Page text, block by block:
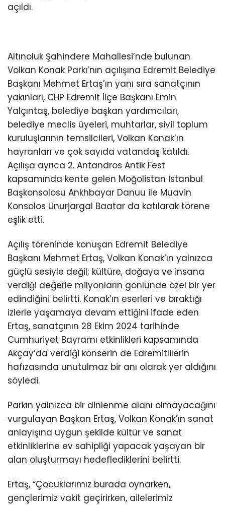
açıldı.
Altınoluk Şahindere Mahallesi’nde bulunan
Volkan Konak Parkı’nın açılışına Edremit Belediye
Başkanı Mehmet Ertaş’ın yanı sıra sanatçının
yakınları, CHP Edremit İlçe Başkanı Emin
Yalçıntaş, belediye başkan yardımcıları,
belediye meclis üyeleri, muhtarlar, sivil toplum
kuruluşlarının temsilcileri, Volkan Konak’ın
hayranları ve çok sayıda vatandaş katıldı.
Açılışa ayrıca 2. Antandros Antik Fest
kapsamında kente gelen Moğolistan İstanbul
Başkonsolosu Ankhbayar Danuu ile Muavin
Konsolos Unurjargal Baatar da katılarak törene
eşlik etti.
Açılış töreninde konuşan Edremit Belediye
Başkanı Mehmet Ertaş, Volkan Konak’ın yalnızca
güçlü sesiyle değil; kültüre, doğaya ve insana
verdiği değerle milyonların gönlünde özel bir yer
edindiğini belirtti. Konak’ın eserleri ve bıraktığı
izlerle yaşamaya devam ettiğini ifade eden
Ertaş, sanatçının 28 Ekim 2024 tarihinde
Cumhuriyet Bayramı etkinlikleri kapsamında
Akçay’da verdiği konserin de Edremitlilerin
hafızasında unutulmaz bir anı olarak yer aldığını
söyledi.
Parkın yalnızca bir dinlenme alanı olmayacağını
vurgulayan Başkan Ertaş, Volkan Konak’ın sanat
anlayışına uygun şekilde kültür ve sanat
etkinliklerine ev sahipliği yapacak yaşayan bir
alan oluşturmayı hedeflediklerini belirtti.
Ertaş, “Çocuklarımız burada oynarken,
gençlerimiz vakit geçirirken, ailelerimiz